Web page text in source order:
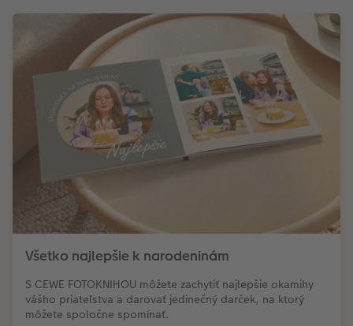
Všetko najlepšie k narodeninám
S CEWE FOTOKNIHOU môžete zachytiť najlepšie okamihy
vášho priateľstva a darovať jedinečný darček, na ktorý
môžete spoločne spomínať.